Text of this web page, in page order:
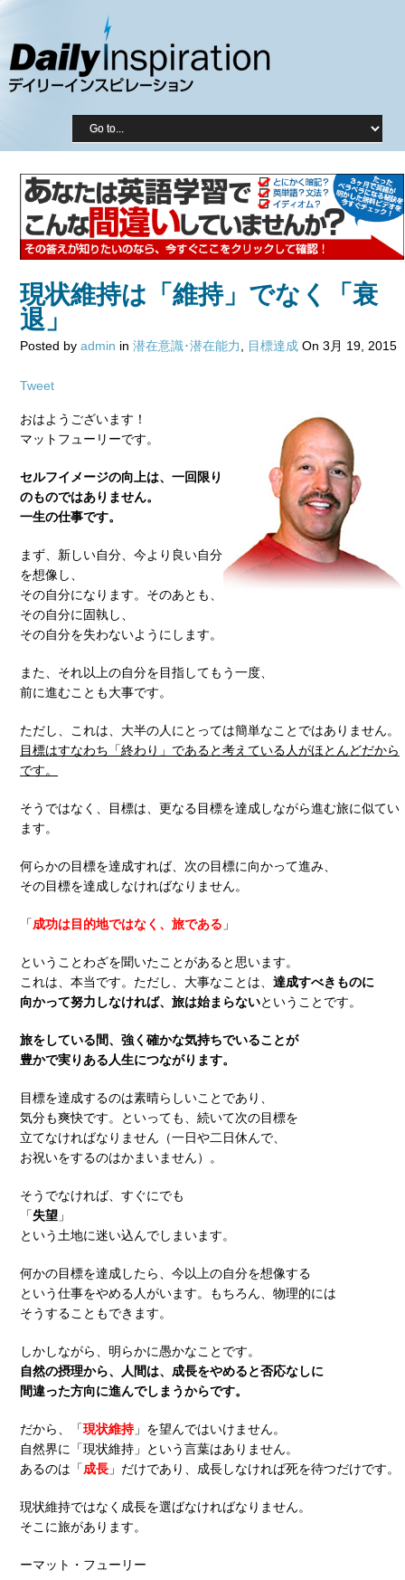
現状維持は「維持」でなく「衰
退」
Posted by admin in 潜在意識･潜在能力 目標達成 On 3月 19, 2015
Tweet
おはようございます！
マットフューリーです。
セルフイメージの向上は、一回限り
のものではありません。
一生の仕事です。
まず、新しい自分、今より良い自分
を想像し、
その自分になります。そのあとも、
その自分に固執し、
その自分を失わないようにします。
また、それ以上の自分を目指してもう一度、
前に進むことも大事です。
ただし、これは、大半の人にとっては簡単なことではありません。
目標はすなわち「終わり」であると考えている人がほとんどだから
です。
そうではなく、目標は、更なる目標を達成しながら進む旅に似てい
ます。
何らかの目標を達成すれば、次の目標に向かって進み、
その目標を達成しなければなりません。
「成功は目的地ではなく、旅である 」
ということわざを聞いたことがあると思います。
これは、本当です。ただし、大事なことは、 達成すべきものに
向かって努力しなければ、旅は始まらないということです。
旅をしている間、強く確かな気持ちでいることが
豊かで実りある人生につながります。
目標を達成するのは素晴らしいことであり、
気分も爽快です。といっても、続いて次の目標を
立てなければなりません（一日や二日休んで、
お祝いをするのはかまいません）。
そうでなければ、すぐにでも
「失望 」
という土地に迷い込んでしまいます。
何かの目標を達成したら、今以上の自分を想像する
という仕事をやめる人がいます。もちろん、物理的には
そうすることもできます。
しかしながら、明らかに愚かなことです。
自然の摂理から、人間は、成長をやめると否応なしに
間違った方向に進んでしまうからです。
だから、「現状維持」を望んではいけません。
自然界に「現状維持」という言葉はありません。
あるのは「成長 」だけであり、成長しなければ死を待つだけです。
現状維持ではなく成長を選ばなければなりません。
そこに旅があります。
ーマット・フューリー